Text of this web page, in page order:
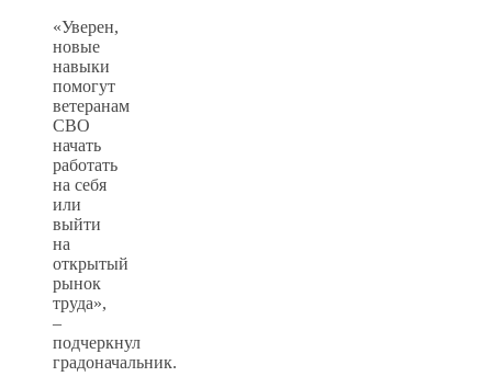
«Уверен,
новые
навыки
помогут
ветеранам
СВО
начать
работать
на себя
или
выйти
на
открытый
рынок
труда»,
–
подчеркнул
градоначальник.